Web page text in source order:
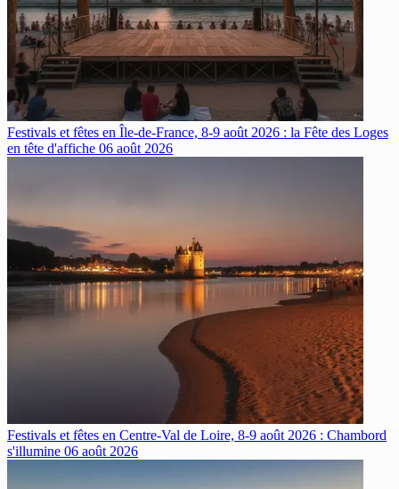
Festivals et fêtes en Île-de-France, 8-9 août 2026 : la Fête des Loges
en tête d'affiche 06 août 2026
Festivals et fêtes en Centre-Val de Loire, 8-9 août 2026 : Chambord
s'illumine 06 août 2026